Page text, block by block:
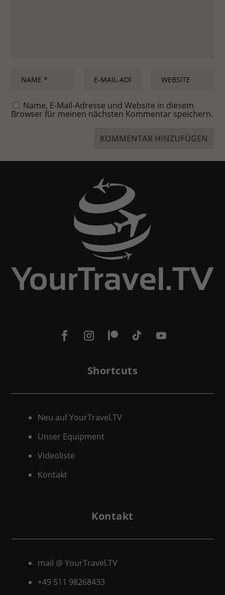
Name, E-Mail-Adresse und Website in diesem
Browser für meinen nächsten Kommentar speichern.
Shortcuts
Neu auf YourTravel.TV
Unser Equipment
Videoliste
Kontakt
Kontakt
mail @ YourTravel.TV
+49 511 98268433